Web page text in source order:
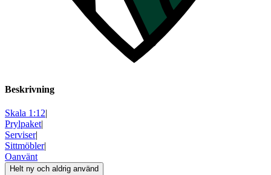
Beskrivning
Skala 1:12|
Prylpaket|
Serviser|
Sittmöbler|
Oanvänt
Helt ny och aldrig använd